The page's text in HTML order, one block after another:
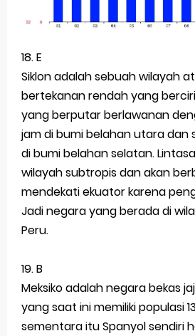
18. E
Siklon adalah sebuah wilayah
bertekanan rendah yang
yang berputar berlawanan
jam di bumi belahan utara dan
di bumi belahan selatan.
wilayah subtropis dan akan
mendekati ekuator karena
Jadi negara yang berada di
Peru.
19. B
Meksiko adalah negara bekas
yang saat ini memiliki populasi
sementara itu Spanyol sendiri